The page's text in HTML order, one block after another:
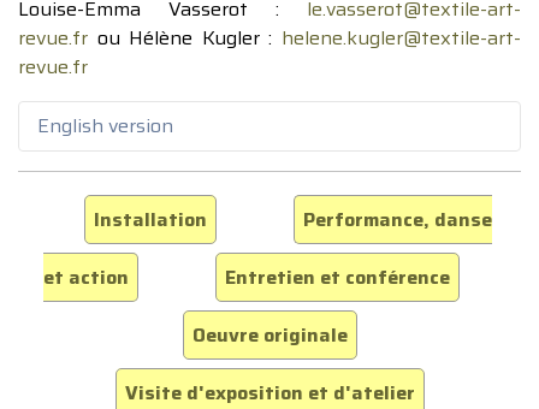
Louise-Emma Vasserot : le.vasserot@textile-art-
revue.fr ou Hélène Kugler : helene.kugler@textile-art-
revue.fr
English version
Installation
Performance, danse
et action
Entretien et conférence
Oeuvre originale
Visite d'exposition et d'atelier